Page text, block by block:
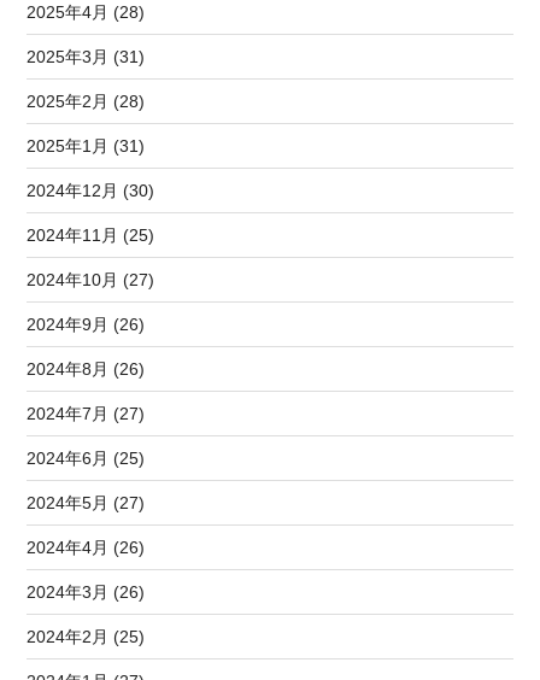
2025年4月 (28)
2025年3月 (31)
2025年2月 (28)
2025年1月 (31)
2024年12月 (30)
2024年11月 (25)
2024年10月 (27)
2024年9月 (26)
2024年8月 (26)
2024年7月 (27)
2024年6月 (25)
2024年5月 (27)
2024年4月 (26)
2024年3月 (26)
2024年2月 (25)